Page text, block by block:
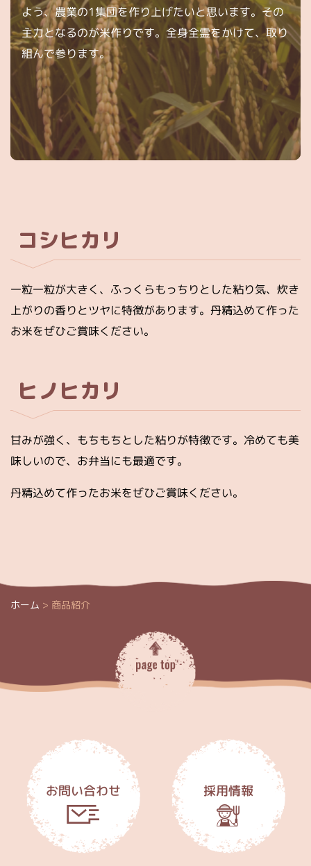
よう、農業の1集団を作り上げたいと思います。その
主力となるのが米作りです。全身全霊をかけて、取り
組んで参ります。
コシヒカリ
一粒一粒が大きく、ふっくらもっちりとした粘り気、炊き
上がりの香りとツヤに特徴があります。丹精込めて作った
お米をぜひご賞味ください。
ヒノヒカリ
甘みが強く、もちもちとした粘りが特徴です。冷めても美
味しいので、お弁当にも最適です。
丹精込めて作ったお米をぜひご賞味ください。
ホーム > 商品紹介
お問い合わせ 採用情報